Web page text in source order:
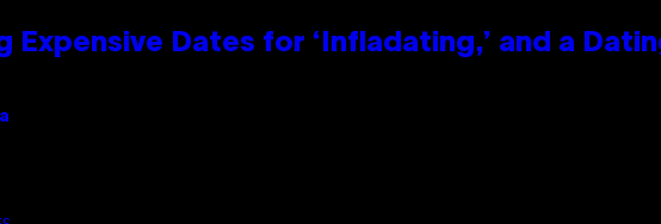
Expensive Dates for ‘Infladating,’ and a